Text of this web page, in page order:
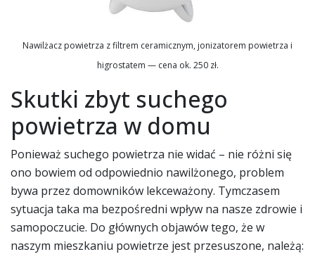
Nawilżacz powietrza z filtrem ceramicznym, jonizatorem powietrza i
higrostatem — cena ok. 250 zł.
Skutki zbyt suchego
powietrza w domu
Ponieważ suchego powietrza nie widać – nie różni się
ono bowiem od odpowiednio nawilżonego, problem
bywa przez domowników lekceważony. Tymczasem
sytuacja taka ma bezpośredni wpływ na nasze zdrowie i
samopoczucie. Do głównych objawów tego, że w
naszym mieszkaniu powietrze jest przesuszone, należą: